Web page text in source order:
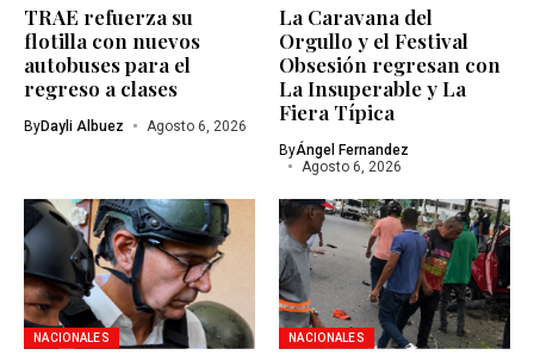
TRAE refuerza su
flotilla con nuevos
autobuses para el
regreso a clases
ByDayli Albuez Agosto 6, 2026
La Caravana del
Orgullo y el Festival
Obsesión regresan con
La Insuperable y La
Fiera Típica
ByÁngel Fernandez
Agosto 6, 2026
NACIONALES NACIONALES